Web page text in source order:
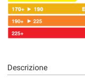
Descrizione